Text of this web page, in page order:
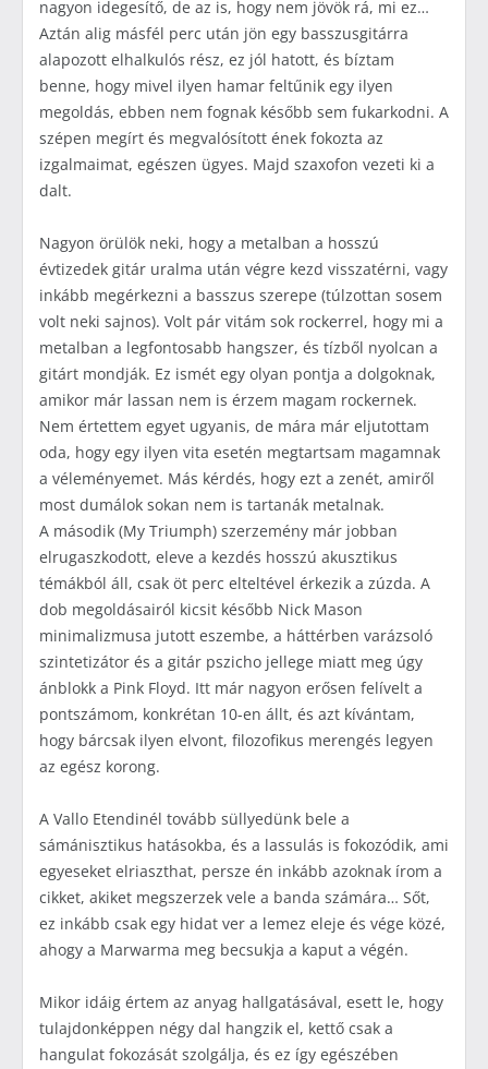
nagyon idegesítő, de az is, hogy nem jövök rá, mi ez…
Aztán alig másfél perc után jön egy basszusgitárra
alapozott elhalkulós rész, ez jól hatott, és bíztam
benne, hogy mivel ilyen hamar feltűnik egy ilyen
megoldás, ebben nem fognak később sem fukarkodni. A
szépen megírt és megvalósított ének fokozta az
izgalmaimat, egészen ügyes. Majd szaxofon vezeti ki a
dalt.
Nagyon örülök neki, hogy a metalban a hosszú
évtizedek gitár uralma után végre kezd visszatérni, vagy
inkább megérkezni a basszus szerepe (túlzottan sosem
volt neki sajnos). Volt pár vitám sok rockerrel, hogy mi a
metalban a legfontosabb hangszer, és tízből nyolcan a
gitárt mondják. Ez ismét egy olyan pontja a dolgoknak,
amikor már lassan nem is érzem magam rockernek.
Nem értettem egyet ugyanis, de mára már eljutottam
oda, hogy egy ilyen vita esetén megtartsam magamnak
a véleményemet. Más kérdés, hogy ezt a zenét, amiről
most dumálok sokan nem is tartanák metalnak.
A második (My Triumph) szerzemény már jobban
elrugaszkodott, eleve a kezdés hosszú akusztikus
témákból áll, csak öt perc elteltével érkezik a zúzda. A
dob megoldásairól kicsit később Nick Mason
minimalizmusa jutott eszembe, a háttérben varázsoló
szintetizátor és a gitár pszicho jellege miatt meg úgy
ánblokk a Pink Floyd. Itt már nagyon erősen felívelt a
pontszámom, konkrétan 10-en állt, és azt kívántam,
hogy bárcsak ilyen elvont, filozofikus merengés legyen
az egész korong.
A Vallo Etendinél tovább süllyedünk bele a
sámánisztikus hatásokba, és a lassulás is fokozódik, ami
egyeseket elriaszthat, persze én inkább azoknak írom a
cikket, akiket megszerzek vele a banda számára… Sőt,
ez inkább csak egy hidat ver a lemez eleje és vége közé,
ahogy a Marwarma meg becsukja a kaput a végén.
Mikor idáig értem az anyag hallgatásával, esett le, hogy
tulajdonképpen négy dal hangzik el, kettő csak a
hangulat fokozását szolgálja, és ez így egészében